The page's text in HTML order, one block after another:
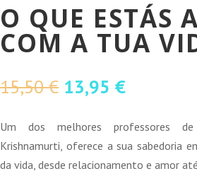
O QUE ESTÁS
COM A TUA
15,50€ O
original
era:
15,50 €.
13,95 €O
atual
é:
13,95 €.
Um dos melhores professores
Krishnamurti, oferece a sua sabedoria
da vida, desde relacionamento e amor